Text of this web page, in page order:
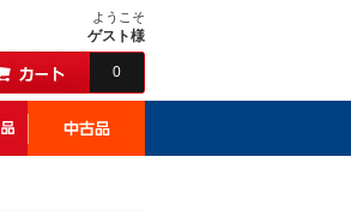
ようこそ
ゲスト様
0